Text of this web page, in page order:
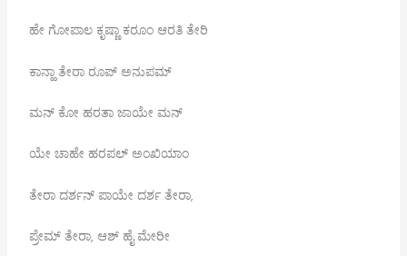
ಹೇ ಗೋಪಾಲ ಕೃಷ್ಣಾ ಕರೂಂ ಆರತಿ ತೇರಿ
ಕಾನ್ಹಾ ತೇರಾ ರೂಪ್ ಅನುಪಮ್
ಮನ್ ಕೋ ಹರತಾ ಜಾಯೇ ಮನ್
ಯೇ ಚಾಹೇ ಹರಪಲ್ ಅಂಖಿಯಾಂ
ತೇರಾ ದರ್ಶನ್ ಪಾಯೇ ದರ್ಶ ತೇರಾ,
ಪ್ರೇಮ್ ತೇರಾ, ಆಶ್ ಹೈ ಮೇರೀ